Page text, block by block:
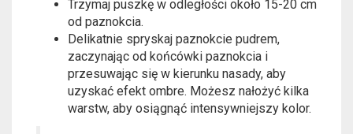
Trzymaj puszkę w odległości około 15-20 cm
od paznokcia.
Delikatnie spryskaj paznokcie pudrem,
zaczynając od końcówki paznokcia i
przesuwając się w kierunku nasady, aby
uzyskać efekt ombre. Możesz nałożyć kilka
warstw, aby osiągnąć intensywniejszy kolor.